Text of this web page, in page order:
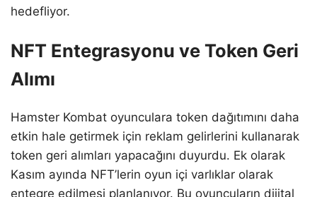
hedefliyor.
NFT Entegrasyonu ve Token Geri
Alımı
Hamster Kombat oyunculara token dağıtımını daha
etkin hale getirmek için reklam gelirlerini kullanarak
token geri alımları yapacağını duyurdu. Ek olarak
Kasım ayında NFT’lerin oyun içi varlıklar olarak
entegre edilmesi planlanıyor. Bu oyuncuların dijital